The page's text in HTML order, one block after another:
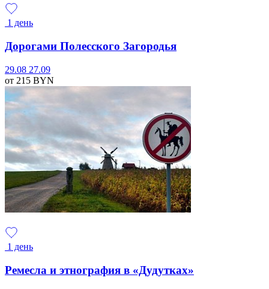
1 день
Дорогами Полесского Загородья
29.08 27.09
от 215 BYN
1 день
Ремесла и этнография в «Дудутках»